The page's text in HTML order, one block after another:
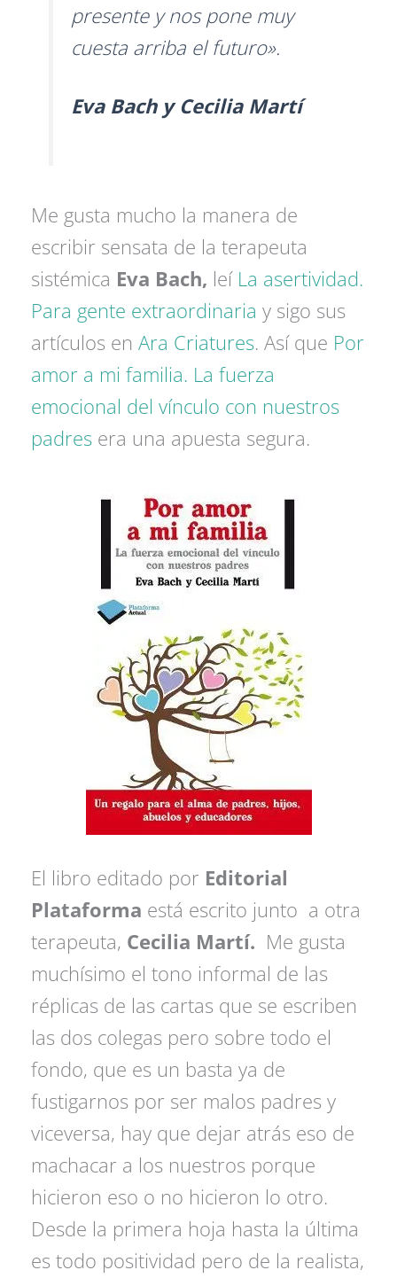
presente y nos pone muy
cuesta arriba el futuro».
Eva Bach y Cecilia Martí
Me gusta mucho la manera de
escribir sensata de la terapeuta
sistémica Eva Bach, leí La asertividad.
Para gente extraordinaria y sigo sus
artículos enAra Criatures. Así que Por
amor a mi familia. La fuerza
emocional del vínculo con nuestros
padres era una apuesta segura.
El libro editado por Editorial
Plataforma está escrito junto a otra
terapeuta, Cecilia Martí. Me gusta
muchísimo el tono informal de las
réplicas de las cartas que se escriben
las dos colegas pero sobre todo el
fondo, que es un basta ya de
fustigarnos por ser malos padres y
viceversa, hay que dejar atrás eso de
machacar a los nuestros porque
hicieron eso o no hicieron lo otro.
Desde la primera hoja hasta la última
es todo positividad pero de la realista,